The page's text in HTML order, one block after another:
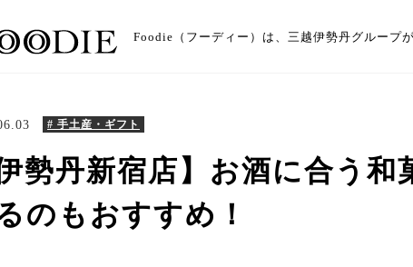
Foodie（フーディー）は、三越伊勢丹グループ
# 手土産・ギフト
伊勢丹新宿店】お酒に合う
のもおすすめ！